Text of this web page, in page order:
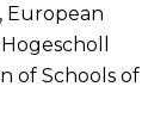
European
of Schools of